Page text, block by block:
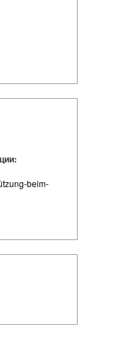
beim-